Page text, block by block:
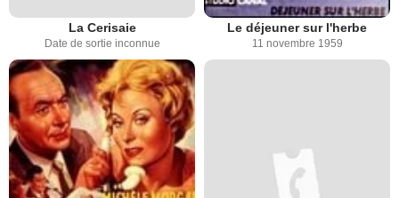
La Cerisaie
Date de sortie inconnue
Le déjeuner sur l'herbe
11 novembre 1959